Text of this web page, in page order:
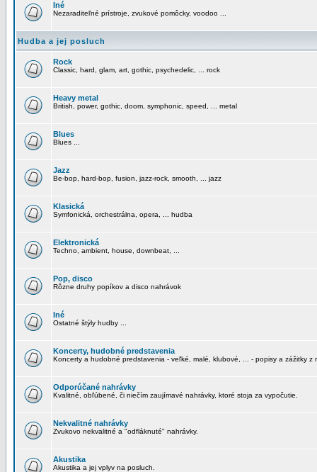
Iné
Nezaraditeľné prístroje, zvukové pomôcky, voodoo ...
Hudba a jej posluch
Rock
Classic, hard, glam, art, gothic, psychedelic, ... rock
Heavy metal
British, power, gothic, doom, symphonic, speed, ... metal
Blues
Blues ...
Jazz
Be-bop, hard-bop, fusion, jazz-rock, smooth, ... jazz
Klasická
Symfonická, orchestrálna, opera, ... hudba
Elektronická
Techno, ambient, house, downbeat, ...
Pop, disco
Rôzne druhy popíkov a disco nahrávok
Iné
Ostatné štýly hudby ...
Koncerty, hudobné predstavenia
Koncerty a hudobné predstavenia - veľké, malé, klubové, ... - popisy a zážitky z
Odporúčané nahrávky
Kvalitné, obľúbené, či niečím zaujímavé nahrávky, ktoré stoja za vypočutie.
Nekvalitné nahrávky
Zvukovo nekvalitné a "odfláknuté" nahrávky.
Akustika
Akustika a jej vplyv na posluch.